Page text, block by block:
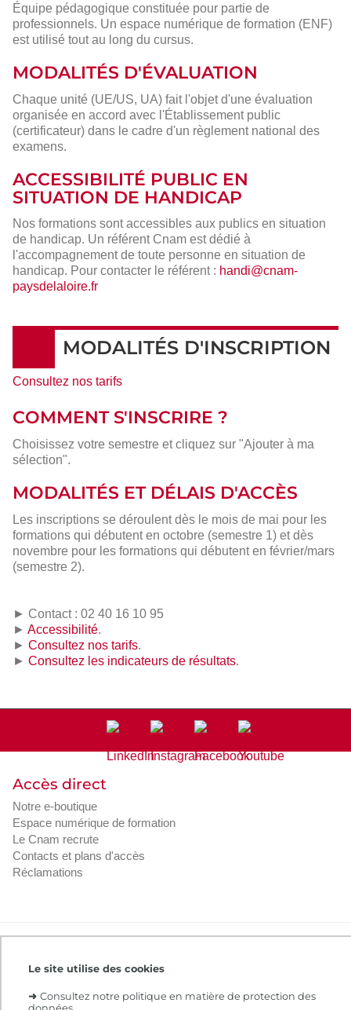
Le site utilise des cookies
➜ Consultez notre politique en matière de protection des
Équipe pédagogique constituée pour partie de
professionnels. Un espace numérique de formation (ENF)
est utilisé tout au long du cursus.
MODALITÉS D'ÉVALUATION
Chaque unité (UE/US, UA) fait l'objet d'une évaluation
organisée en accord avec l'Établissement public
(certificateur) dans le cadre d'un règlement national des
examens.
ACCESSIBILITÉ PUBLIC EN
SITUATION DE HANDICAP
Nos formations sont accessibles aux publics en situation
de handicap. Un référent Cnam est dédié à
l'accompagnement de toute personne en situation de
handicap. Pour contacter le référent : handi@cnam-
paysdelaloire.fr
MODALITÉS D'INSCRIPTION
Consultez nos tarifs
COMMENT S'INSCRIRE ?
Choisissez votre semestre et cliquez sur "Ajouter à ma
sélection".
MODALITÉS ET DÉLAIS D'ACCÈS
Les inscriptions se déroulent dès le mois de mai pour les
formations qui débutent en octobre (semestre 1) et dès
novembre pour les formations qui débutent en février/mars
(semestre 2).
► Contact : 02 40 16 10 95
► Accessibilité.
► Consultez nos tarifs.
► Consultez les indicateurs de résultats.
Accès direct
Notre e-boutique
Espace numérique de formation
Le Cnam recrute
Contacts et plans d'accès
Réclamations
Règlement intérieur